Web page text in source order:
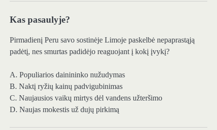
Kas pasaulyje?
Pirmadienį Peru savo sostinėje Limoje paskelbė nepaprastąją
padėtį, nes smurtas padidėjo reaguojant į kokį įvykį?
A. Populiarios dainininko nužudymas
B. Naktį ryžių kainų padvigubinimas
C. Naujausios vaikų mirtys dėl vandens užteršimo
D. Naujas mokestis už dujų pirkimą